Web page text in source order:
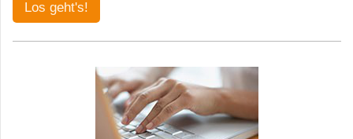
Los geht's!